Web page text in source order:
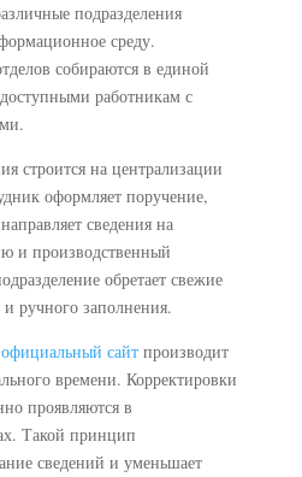
подразделения
среду.
собираются в единой
работникам с
строится на централизации
оформляет поручение,
сведения на
и производственный
обретает свежие
ручного заполнения.
сайтпроизводит
времени. Корректировки
проявляются в
Такой принцип
сведений и уменьшает